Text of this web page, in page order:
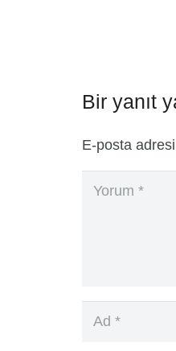
Bir yanıt
E-posta